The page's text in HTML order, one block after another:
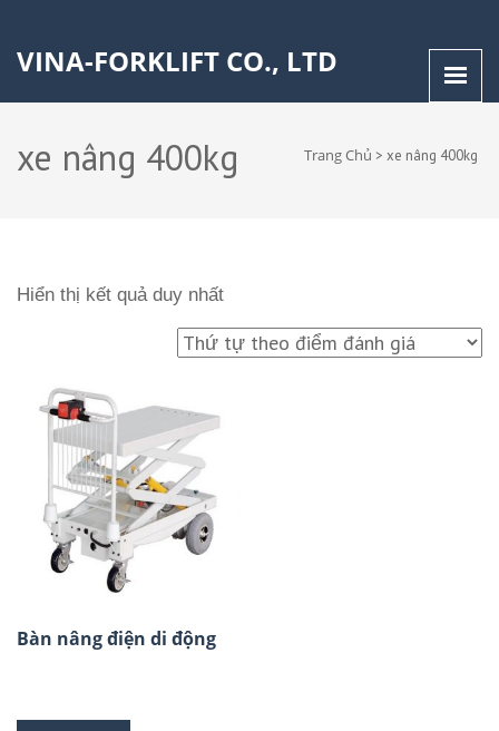
VINA-FORKLIFT CO., LTD
xe nâng 400kg Trang Chủ > xe nâng 400kg
Hiển thị kết quả duy nhất
Bàn nâng điện di động